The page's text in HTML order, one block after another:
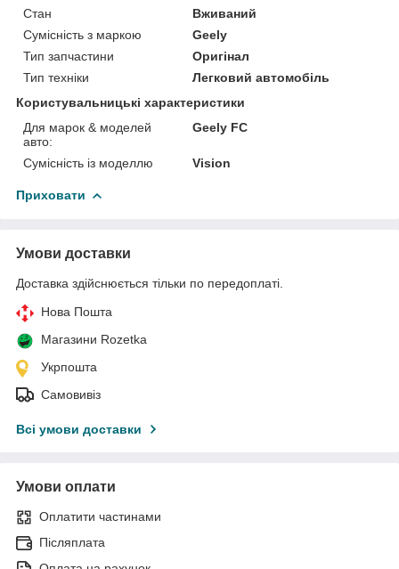
Стан
Вживаний
Сумісність з маркою
Geely
Тип запчастини
Оригінал
Тип техніки
Легковий автомобіль
Користувальницькі характеристики
Для марок & моделей
авто:
Geely FC
Сумісність із моделлю Vision
Приховати
Умови доставки
Доставка здійснюється тільки по передоплаті.
Нова Пошта
Магазини Rozetka
Укрпошта
Самовивіз
Всі умови доставки
Умови оплати
Оплатити частинами
Післяплата